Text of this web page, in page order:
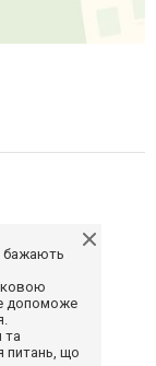
бажають
допоможе
та
питань, що